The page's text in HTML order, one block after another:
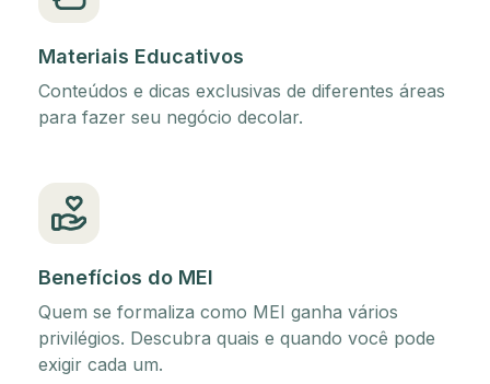
Materiais Educativos
Conteúdos e dicas exclusivas de diferentes áreas
para fazer seu negócio decolar.
Benefícios do MEI
Quem se formaliza como MEI ganha vários
privilégios. Descubra quais e quando você pode
exigir cada um.